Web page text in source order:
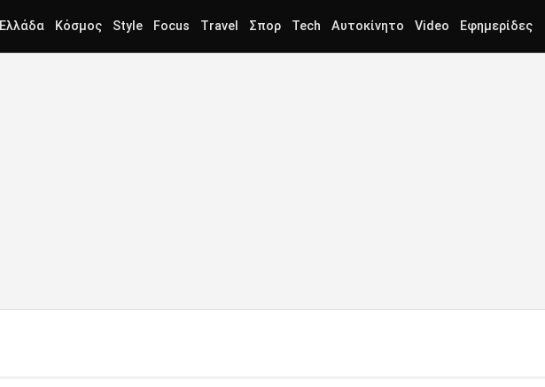
Ελλάδα Κόσμος Style Focus Travel Σπορ Tech Αυτοκίνητο Video Εφημερίδες